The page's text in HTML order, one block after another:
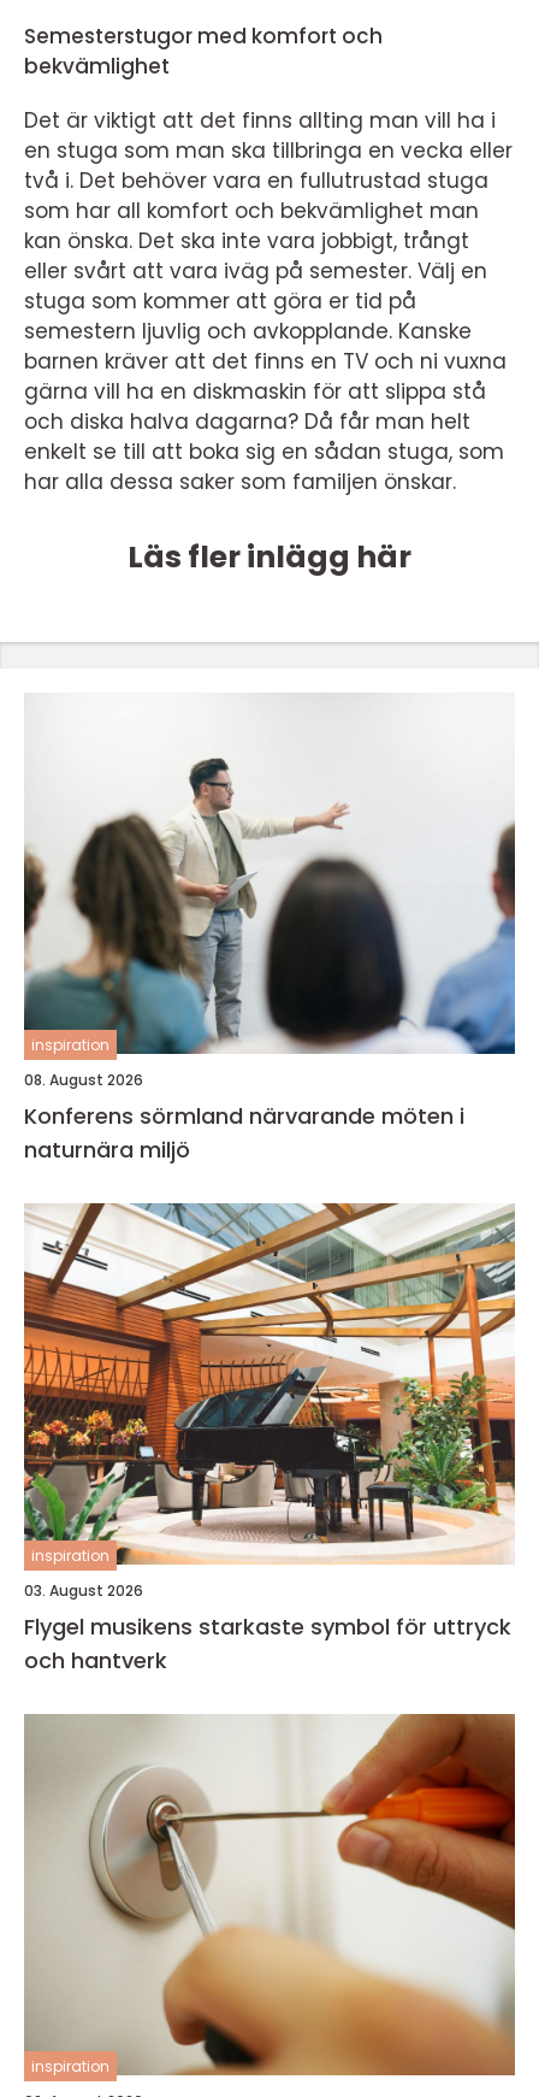
Semesterstugor med komfort och
bekvämlighet
Det är viktigt att det finns allting man vill ha i
en stuga som man ska tillbringa en vecka eller
två i. Det behöver vara en fullutrustad stuga
som har all komfort och bekvämlighet man
kan önska. Det ska inte vara jobbigt, trångt
eller svårt att vara iväg på semester. Välj en
stuga som kommer att göra er tid på
semestern ljuvlig och avkopplande. Kanske
barnen kräver att det finns en TV och ni vuxna
gärna vill ha en diskmaskin för att slippa stå
och diska halva dagarna? Då får man helt
enkelt se till att boka sig en sådan stuga, som
har alla dessa saker som familjen önskar.
Läs fler inlägg här
inspiration
08. August 2026
Konferens sörmland närvarande möten i
naturnära miljö
inspiration
03. August 2026
Flygel musikens starkaste symbol för uttryck
och hantverk
inspiration